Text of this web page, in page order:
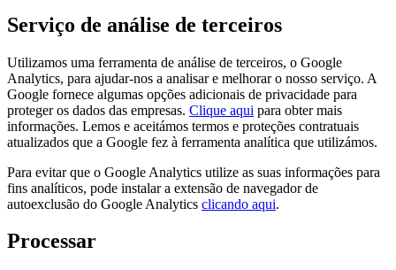
Serviço de análise de terceiros
Utilizamos uma ferramenta de análise de terceiros, o Google
Analytics, para ajudar-nos a analisar e melhorar o nosso serviço. A
Google fornece algumas opções adicionais de privacidade para
proteger os dados das empresas. Clique aqui para obter mais
informações. Lemos e aceitámos termos e proteções contratuais
atualizados que a Google fez à ferramenta analítica que utilizámos.
Para evitar que o Google Analytics utilize as suas informações para
fins analíticos, pode instalar a extensão de navegador de
autoexclusão do Google Analytics clicando aqui.
Processar